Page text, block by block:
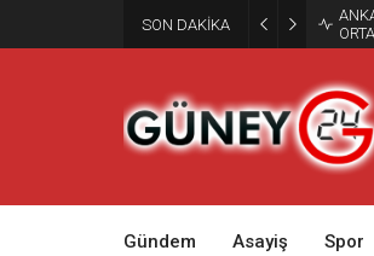
SON DAKİKA
Gündem Asayiş Spor